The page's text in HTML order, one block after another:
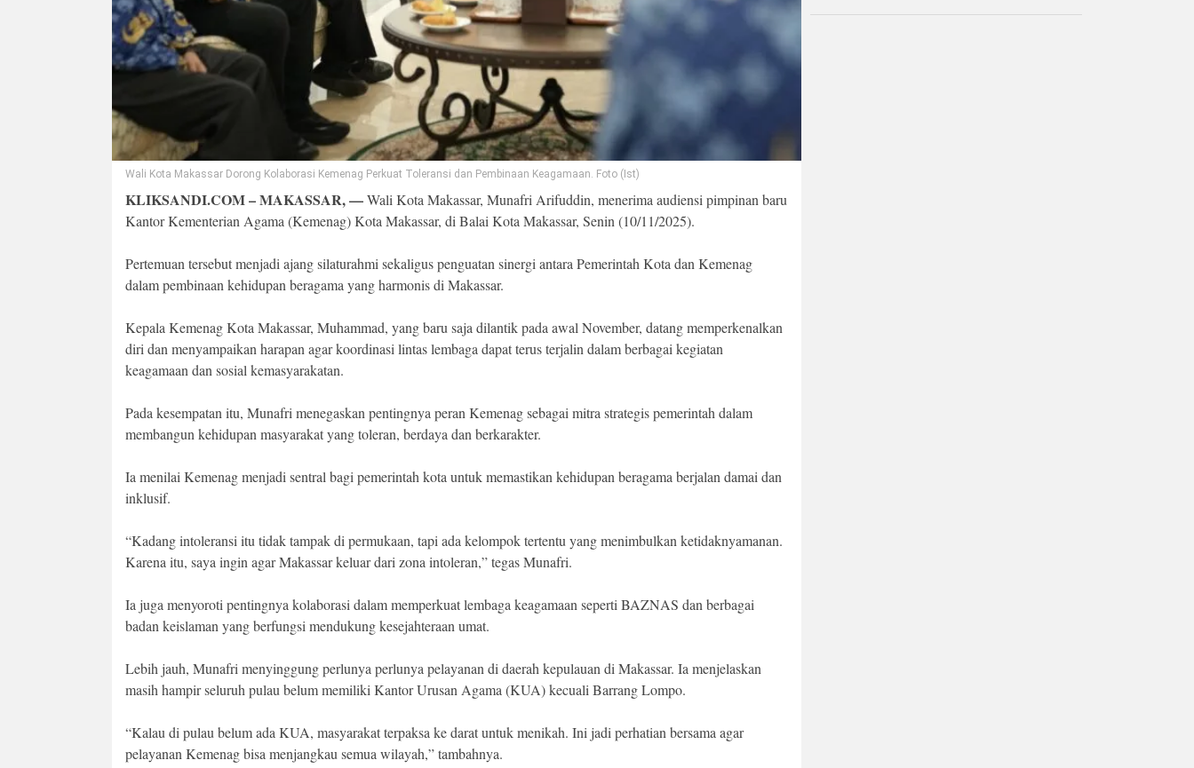
Wali Kota Makassar Dorong Kolaborasi Kemenag Perkuat Toleransi dan Pembinaan Keagamaan. Foto (Ist)
KLIKSANDI.COM – MAKASSAR, —Wali Kota Makassar, Munafri Arifuddin, menerima audiensi pimpinan baru
Kantor Kementerian Agama (Kemenag) Kota Makassar, di Balai Kota Makassar, Senin (10/11/2025).
Pertemuan tersebut menjadi ajang silaturahmi sekaligus penguatan sinergi antara Pemerintah Kota dan Kemenag
dalam pembinaan kehidupan beragama yang harmonis di Makassar.
Kepala Kemenag Kota Makassar, Muhammad, yang baru saja dilantik pada awal November, datang memperkenalkan
diri dan menyampaikan harapan agar koordinasi lintas lembaga dapat terus terjalin dalam berbagai kegiatan
keagamaan dan sosial kemasyarakatan.
Pada kesempatan itu, Munafri menegaskan pentingnya peran Kemenag sebagai mitra strategis pemerintah dalam
membangun kehidupan masyarakat yang toleran, berdaya dan berkarakter.
Ia menilai Kemenag menjadi sentral bagi pemerintah kota untuk memastikan kehidupan beragama berjalan damai dan
inklusif.
“Kadang intoleransi itu tidak tampak di permukaan, tapi ada kelompok tertentu yang menimbulkan ketidaknyamanan.
Karena itu, saya ingin agar Makassar keluar dari zona intoleran,” tegas Munafri.
Ia juga menyoroti pentingnya kolaborasi dalam memperkuat lembaga keagamaan seperti BAZNAS dan berbagai
badan keislaman yang berfungsi mendukung kesejahteraan umat.
Lebih jauh, Munafri menyinggung perlunya perlunya pelayanan di daerah kepulauan di Makassar. Ia menjelaskan
masih hampir seluruh pulau belum memiliki Kantor Urusan Agama (KUA) kecuali Barrang Lompo.
“Kalau di pulau belum ada KUA, masyarakat terpaksa ke darat untuk menikah. Ini jadi perhatian bersama agar
pelayanan Kemenag bisa menjangkau semua wilayah,” tambahnya.